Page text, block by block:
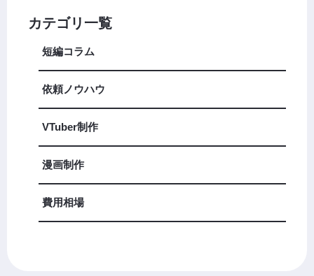
カテゴリ一覧
短編コラム
依頼ノウハウ
VTuber制作
漫画制作
費用相場